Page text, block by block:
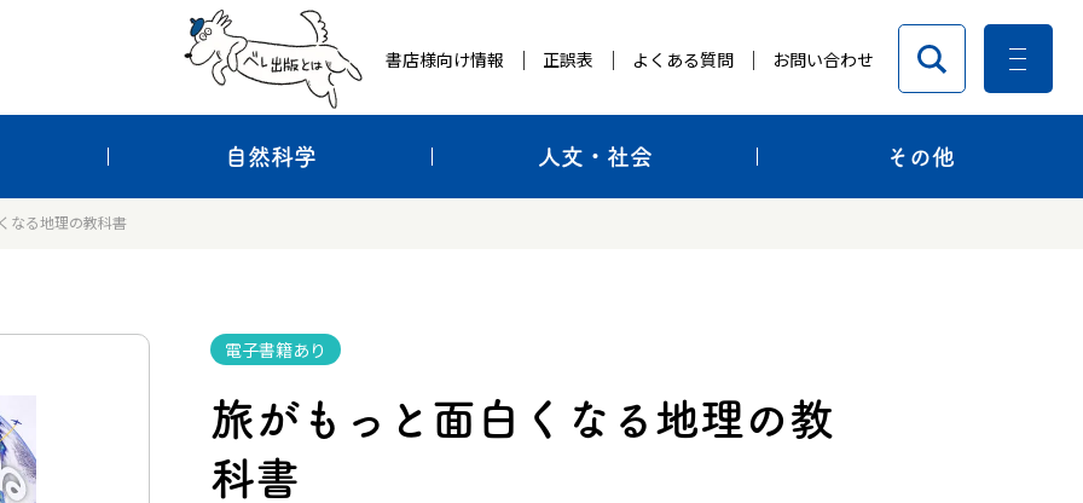
書店様向け情報 正誤表 よくある質問 お問い合わせ
自然科学 人文・社会 その他
なる地理の教科書
電子書籍あり
旅がもっと面白くなる地理の教
科書